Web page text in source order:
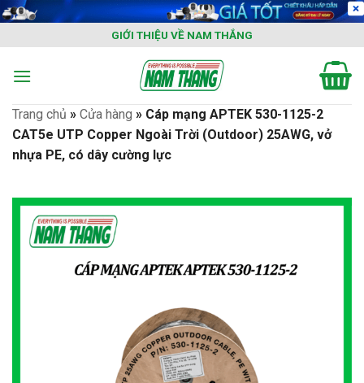
Skip
content
GIỚI THIỆU VỀ NAM THẮNG
Trang chủ » Cửa hàng » Cáp mạng APTEK 530-1125-2
CAT5e UTP Copper Ngoài Trời (Outdoor) 25AWG, vở
nhựa PE, có dây cường lực